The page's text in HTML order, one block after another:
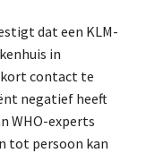
dat een KLM-
in
contact te
negatief heeft
WHO-experts
tot persoon kan